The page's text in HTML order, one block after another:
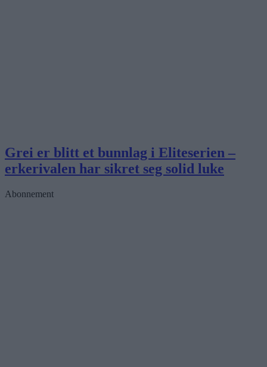
Grei er blitt et bunnlag i Eliteserien –
erkerivalen har sikret seg solid luke
Abonnement